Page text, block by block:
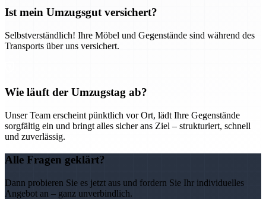
Ist mein Umzugsgut versichert?
Selbstverständlich! Ihre Möbel und Gegenstände sind während des
Transports über uns versichert.
Wie läuft der Umzugstag ab?
Unser Team erscheint pünktlich vor Ort, lädt Ihre Gegenstände
sorgfältig ein und bringt alles sicher ans Ziel – strukturiert, schnell
und zuverlässig.
Alle Fragen geklärt?
Dann probieren Sie es jetzt aus und fordern Sie Ihr individuelles
Angebot an – ganz unverbindlich.